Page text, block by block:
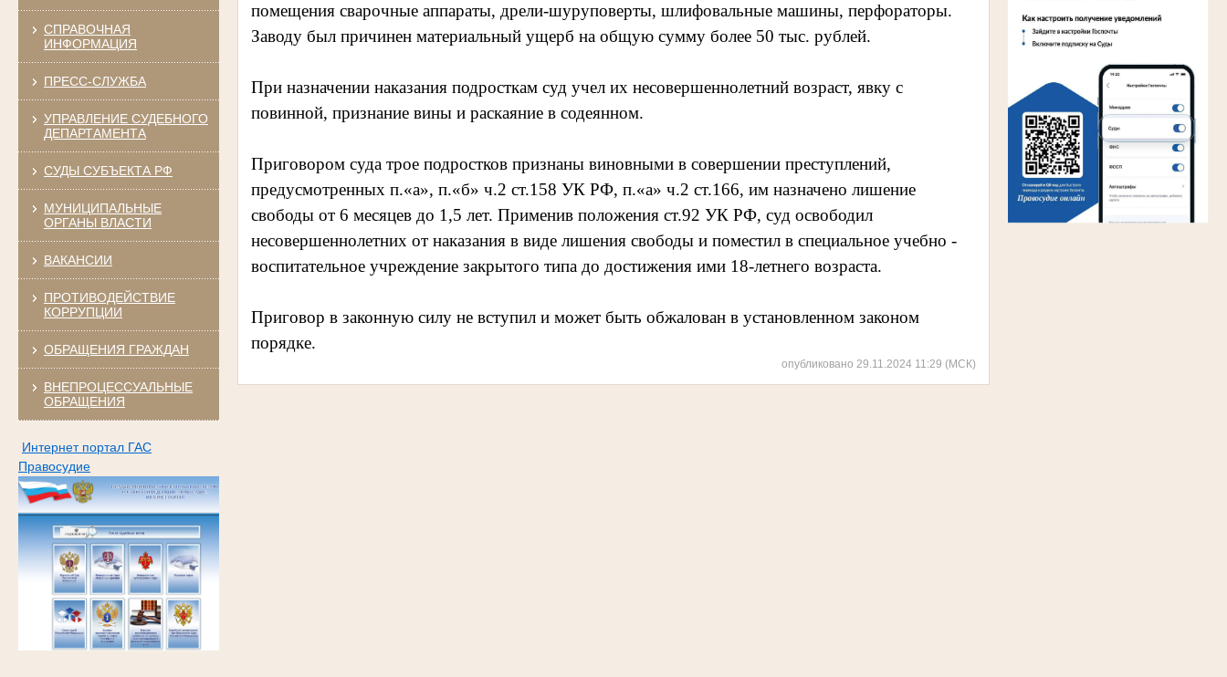
СПРАВОЧНАЯ
ИНФОРМАЦИЯ
ПРЕСС-СЛУЖБА
УПРАВЛЕНИЕ СУДЕБНОГО
ДЕПАРТАМЕНТА
СУДЫ СУБЪЕКТА РФ
МУНИЦИПАЛЬНЫЕ
ОРГАНЫ ВЛАСТИ
ВАКАНСИИ
ПРОТИВОДЕЙСТВИЕ
КОРРУПЦИИ
ОБРАЩЕНИЯ ГРАЖДАН
ВНЕПРОЦЕССУАЛЬНЫЕ
ОБРАЩЕНИЯ
Интернет портал ГАС
Правосудие
помещения сварочные аппараты, дрели-шуруповерты, шлифовальные машины, перфораторы.
Заводу был причинен материальный ущерб на общую сумму более 50 тыс. рублей.
При назначении наказания подросткам суд учел их несовершеннолетний возраст, явку с
повинной, признание вины и раскаяние в содеянном.
Приговором суда трое подростков признаны виновными в совершении преступлений,
предусмотренных п.«а», п.«б» ч.2 ст.158 УК РФ, п.«а» ч.2 ст.166, им назначено лишение
свободы от 6 месяцев до 1,5 лет. Применив положения ст.92 УК РФ, суд освободил
несовершеннолетних от наказания в виде лишения свободы и поместил в специальное учебно -
воспитательное учреждение закрытого типа до достижения ими 18-летнего возраста.
Приговор в законную силу не вступил и может быть обжалован в установленном законом
порядке.
опубликовано 29.11.2024 11:29 (МСК)